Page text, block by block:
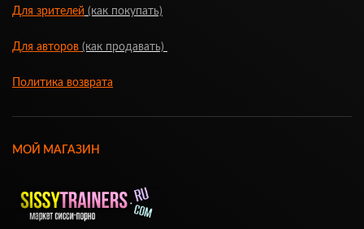
Для зрителей (как покупать)
Для авторов (как продавать)
Политика возврата
МОЙ МАГАЗИН